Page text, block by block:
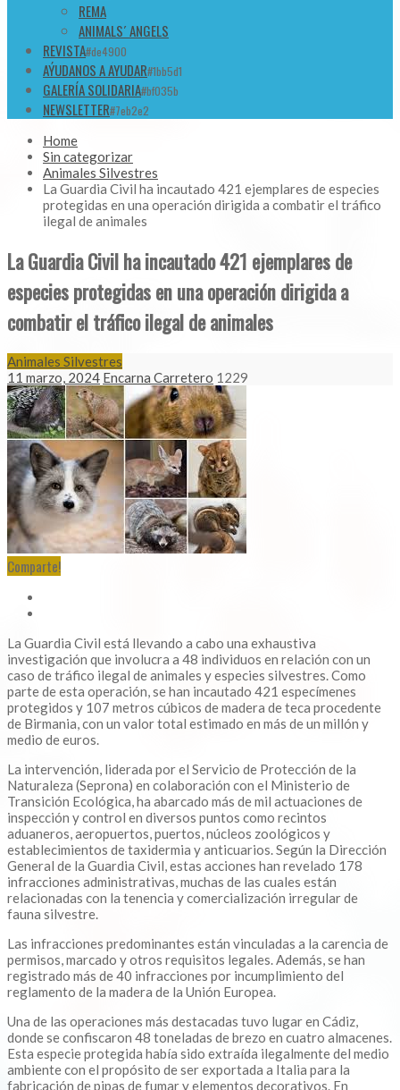
REMA
ANIMALS´ ANGELS
REVISTA#de4900
AÝUDANOS A AYUDAR#1bb5d1
GALERÍA SOLIDARIA#bf035b
NEWSLETTER#7eb2e2
Home
Sin categorizar
Animales Silvestres
La Guardia Civil ha incautado 421 ejemplares de especies
protegidas en una operación dirigida a combatir el tráfico
ilegal de animales
La Guardia Civil ha incautado 421 ejemplares de
especies protegidas en una operación dirigida a
combatir el tráfico ilegal de animales
Animales Silvestres
11 marzo, 2024 Encarna Carretero 1229
Comparte!
La Guardia Civil está llevando a cabo una exhaustiva
investigación que involucra a 48 individuos en relación con un
caso de tráfico ilegal de animales y especies silvestres. Como
parte de esta operación, se han incautado 421 especímenes
protegidos y 107 metros cúbicos de madera de teca procedente
de Birmania, con un valor total estimado en más de un millón y
medio de euros.
La intervención, liderada por el Servicio de Protección de la
Naturaleza (Seprona) en colaboración con el Ministerio de
Transición Ecológica, ha abarcado más de mil actuaciones de
inspección y control en diversos puntos como recintos
aduaneros, aeropuertos, puertos, núcleos zoológicos y
establecimientos de taxidermia y anticuarios. Según la Dirección
General de la Guardia Civil, estas acciones han revelado 178
infracciones administrativas, muchas de las cuales están
relacionadas con la tenencia y comercialización irregular de
fauna silvestre.
Las infracciones predominantes están vinculadas a la carencia de
permisos, marcado y otros requisitos legales. Además, se han
registrado más de 40 infracciones por incumplimiento del
reglamento de la madera de la Unión Europea.
Una de las operaciones más destacadas tuvo lugar en Cádiz,
donde se confiscaron 48 toneladas de brezo en cuatro almacenes.
Esta especie protegida había sido extraída ilegalmente del medio
ambiente con el propósito de ser exportada a Italia para la
fabricación de pipas de fumar y elementos decorativos. En